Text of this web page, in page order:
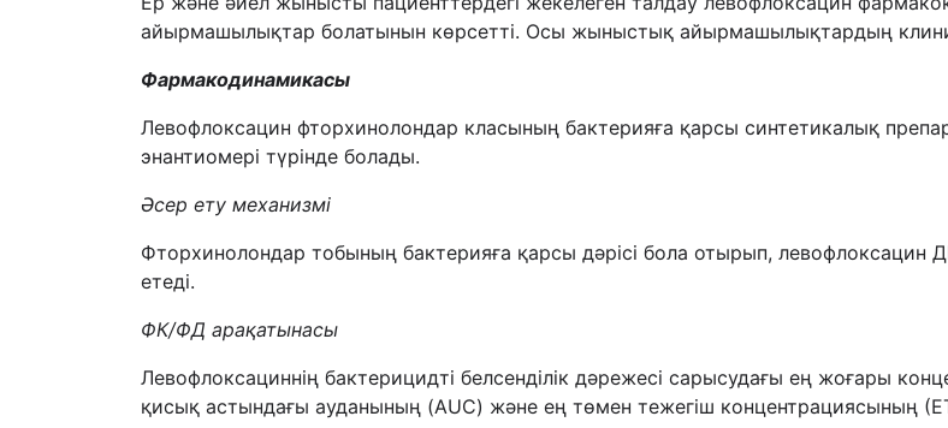
айырмашылықтар болатынын көрсетті. Осы жыныстық айырмашылықтардың
Фармакодинамикасы
Левофлоксацин фторхинолондар класының бактерияға қарсы синтетикалық
энантиомері түрінде болады.
Әсер ету механизмі
Фторхинолондар тобының бактерияға қарсы дәрісі бола отырып, левофлоксацин
етеді.
ФК/ФД арақатынасы
Левофлоксациннің бактерицидті белсенділік дәрежесі сарысудағы ең жоғары
қисық астындағы ауданының (AUC) және ең төмен тежегіш концентрациясының